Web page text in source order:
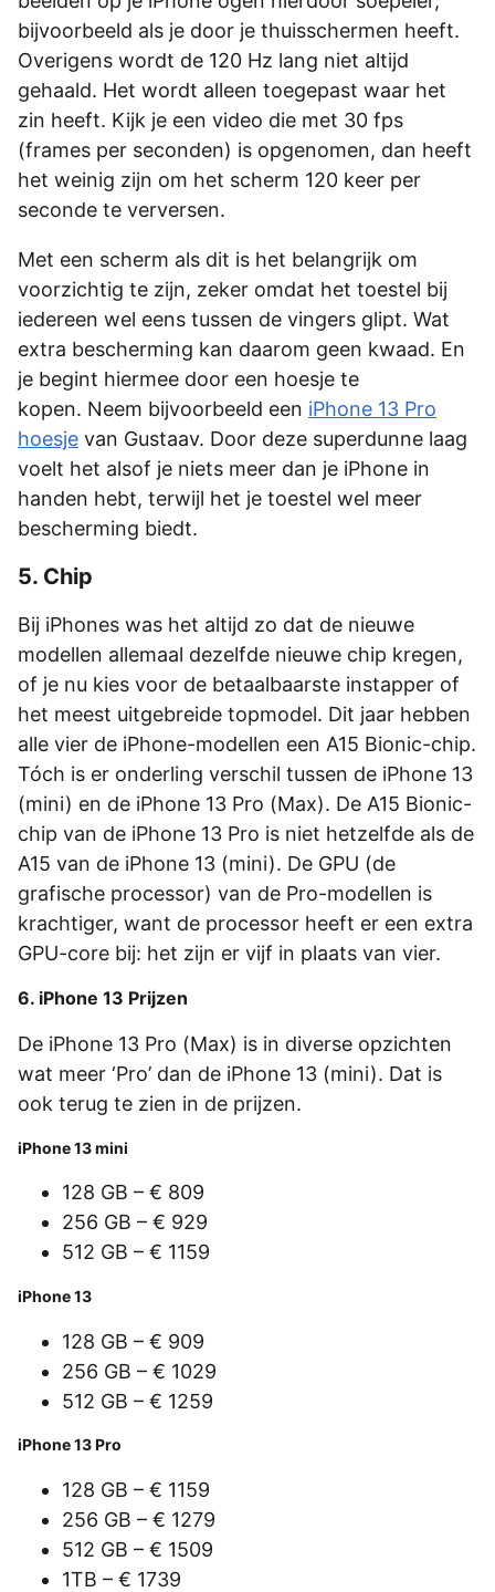
bijvoorbeeld als je door je thuisschermen heeft.
Overigens wordt de 120 Hz lang niet altijd
gehaald. Het wordt alleen toegepast waar het
zin heeft. Kijk je een video die met 30 fps
(frames per seconden) is opgenomen, dan heeft
het weinig zijn om het scherm 120 keer per
seconde te verversen.
Met een scherm als dit is het belangrijk om
voorzichtig te zijn, zeker omdat het toestel bij
iedereen wel eens tussen de vingers glipt. Wat
extra bescherming kan daarom geen kwaad. En
je begint hiermee door een hoesje te
kopen. Neem bijvoorbeeld een iPhone 13 Pro
hoesje van Gustaav. Door deze superdunne laag
voelt het alsof je niets meer dan je iPhone in
handen hebt, terwijl het je toestel wel meer
bescherming biedt.
5. Chip
Bij iPhones was het altijd zo dat de nieuwe
modellen allemaal dezelfde nieuwe chip kregen,
of je nu kies voor de betaalbaarste instapper of
het meest uitgebreide topmodel. Dit jaar hebben
alle vier de iPhone-modellen een A15 Bionic-chip.
Tóch is er onderling verschil tussen de iPhone 13
(mini) en de iPhone 13 Pro (Max). De A15 Bionic-
chip van de iPhone 13 Pro is niet hetzelfde als de
A15 van de iPhone 13 (mini). De GPU (de
grafische processor) van de Pro-modellen is
krachtiger, want de processor heeft er een extra
GPU-core bij: het zijn er vijf in plaats van vier.
6. iPhone 13 Prijzen
De iPhone 13 Pro (Max) is in diverse opzichten
wat meer ‘Pro’ dan de iPhone 13 (mini). Dat is
ook terug te zien in de prijzen.
iPhone 13 mini
128 GB – € 809
256 GB – € 929
512 GB – € 1159
iPhone 13
128 GB – € 909
256 GB – € 1029
512 GB – € 1259
iPhone 13 Pro
128 GB – € 1159
256 GB – € 1279
512 GB – € 1509
1TB – € 1739